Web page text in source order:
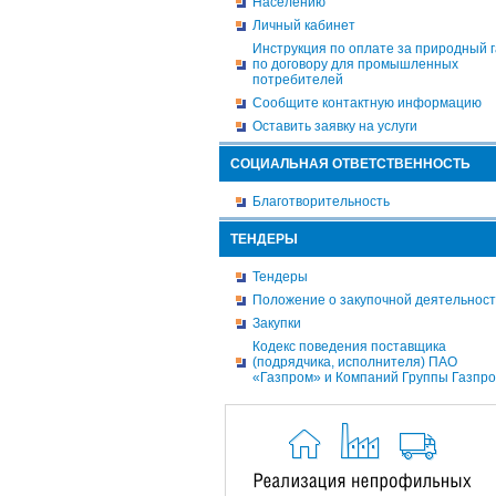
Личный кабинет
Инструкция по оплате за природный
по договору для промышленных
потребителей
Сообщите контактную информацию
Оставить заявку на услуги
СОЦИАЛЬНАЯ ОТВЕТСТВЕННОСТЬ
Благотворительность
ТЕНДЕРЫ
Тендеры
Положение о закупочной
Закупки
Кодекс поведения поставщика
(подрядчика, исполнителя) ПАО
«Газпром» и Компаний Группы